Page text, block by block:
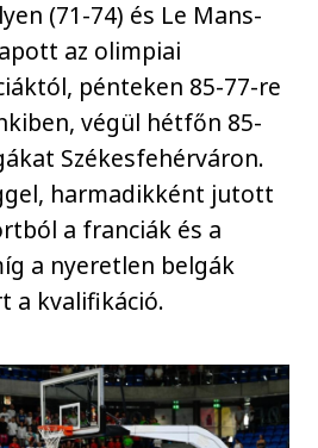
(71-74) és Le Mans-
az olimpiai
pénteken 85-77-re
végül hétfőn 85-
Székesfehérváron.
harmadikként jutott
a franciák és a
a nyeretlen belgák
a kvalifikáció.